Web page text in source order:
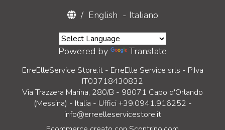
/ English - Italiano
Powered by Translate
ErreElleService Store.it - ErreElle Service srls - P.Iva
IT03718430832
Via Trazzera Marina, 280/B - 98071 Capo d'Orlando
(Messina) - Italia - Uffici +39.0941.916252 -
info@erreelleservicestore.it